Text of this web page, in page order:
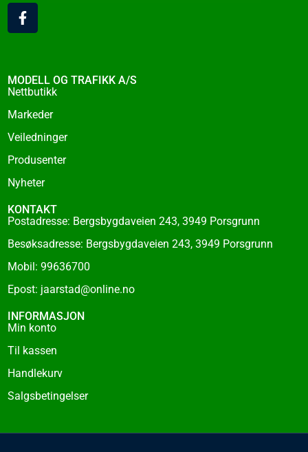
F
a
c
o
o
-
f
MODELL OG TRAFIKK A/S
Nettbutikk
Markeder
Veiledninger
Produsenter
Nyheter
KONTAKT
Postadresse: Bergsbygdaveien 243, 3949 Porsgrunn
Besøksadresse: Bergsbygdaveien 243, 3949 Porsgrunn
Mobil: 99636700
Epost: jaarstad@online.no
INFORMASJON
Min konto
Til kassen
Handlekurv
Salgsbetingelser